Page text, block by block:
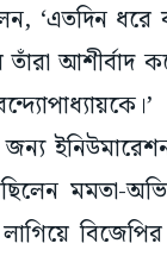
ধরে
তাঁরা আশীর্বাদ
মমতা-
বিজেপির